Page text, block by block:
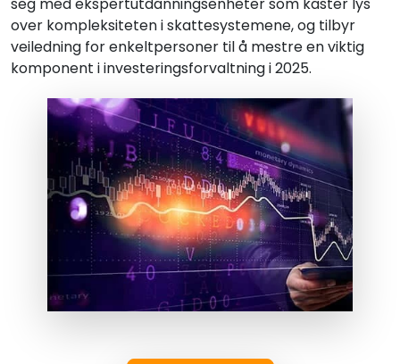
seg med ekspertutdanningsenheter som kaster lys
over kompleksiteten i skattesystemene, og tilbyr
veiledning for enkeltpersoner til å mestre en viktig
komponent i investeringsforvaltning i 2025.